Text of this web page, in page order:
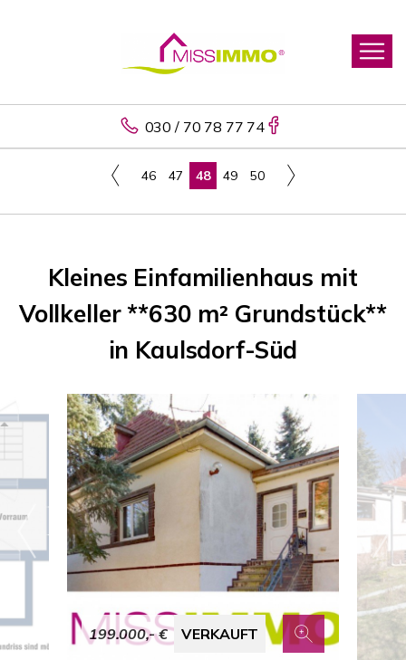
030 / 70 78 77 74
46 47 48 49 50
Kleines Einfamilienhaus mit
Vollkeller **630 m² Grundstück**
in Kaulsdorf-Süd
199.000,- € VERKAUFT